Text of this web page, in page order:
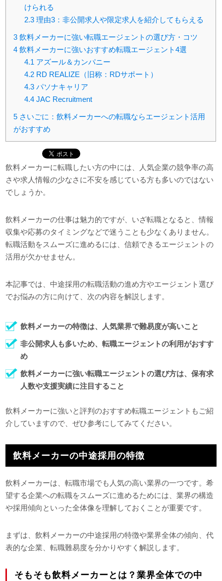
けられる
2.3 理由3：非公開求人や限定求人を紹介してもらえる
3 飲料メーカーに強い転職エージェントの選び方・コツ
4 飲料メーカーに強いおすすめ転職エージェント4選
4.1 アズール＆カンパニー
4.2 RD REALIZE（旧称：RDサポート）
4.3 パソナキャリア
4.4 JAC Recruitment
5 さいごに：飲料メーカーへの転職ならエージェント活用
がおすすめ
飲料メーカーに転職したい方の中には、人気企業の競争率の高
さや求人情報の少なさに不安を感じている方も多いのではない
でしょうか。
飲料メーカーの仕事は魅力的ですが、いざ転職となると、情報
収集や応募のタイミングなどで迷うことも少なくありません。
転職活動をスムーズに進めるには、信頼できるエージェントの
活用が欠かせません。
本記事では、中途採用の転職活動の進め方やエージェント選び
でお悩みの方に向けて、次の内容を解説します。
飲料メーカーの特徴は、人気業界で難易度が高いこと
非公開求人も多いため、転職エージェントの利用がおすす
め
飲料メーカーに強い転職エージェントの選び方は、保有求
人数や支援実績に注目すること
飲料メーカーに強いと評判のおすすめ転職エージェントもご紹
介していますので、ぜひ参考にしてみてください。
飲料メーカーの中途採用の特徴
飲料メーカーは、転職市場でも人気の高い業界の一つです。希
望する企業への転職をスムーズに進めるためには、業界の構造
や採用傾向といった全体像を理解しておくことが重要です。
まずは、飲料メーカーの中途採用の特徴や業界全体の傾向、代
表的な企業、転職難易度を分かりやすく解説します。
そもそも飲料メーカーとは？業界全体での中